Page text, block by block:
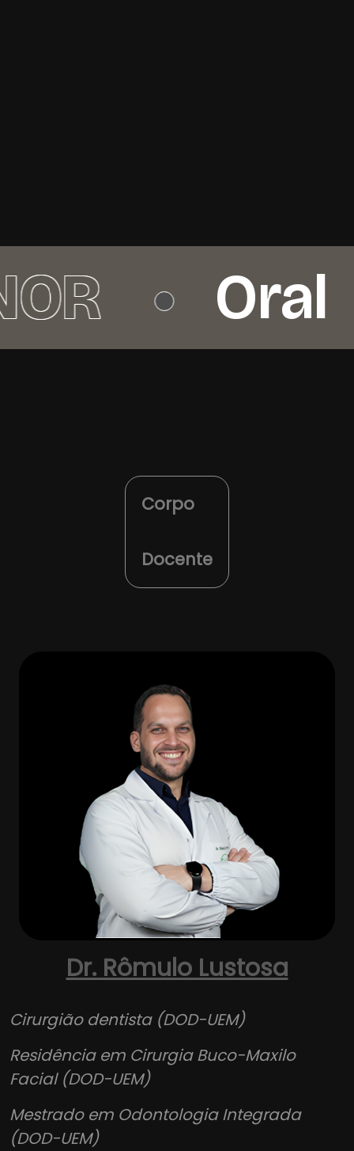
Oral
Corpo
Docente
Dr. Rômulo Lustosa
Cirurgião dentista (DOD-UEM)
Residência em Cirurgia Buco-Maxilo
Facial (DOD-UEM)
Mestrado em Odontologia Integrada
(DOD-UEM)